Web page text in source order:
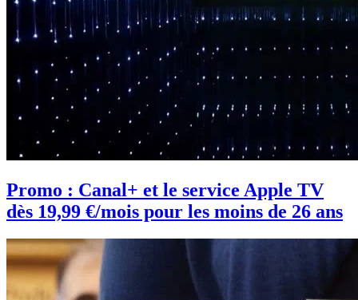
Promo : Canal+ et le service Apple TV
dès 19,99 €/mois pour les moins de 26 ans